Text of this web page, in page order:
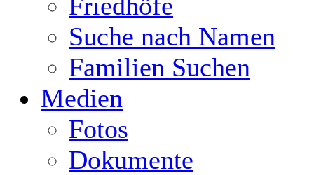
Suche nach Namen
Familien Suchen
Medien
Fotos
Dokumente